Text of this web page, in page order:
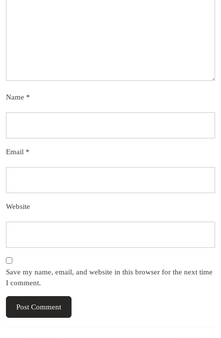
Name *
Email *
Website
Save my name, email, and website in this browser for the next time
I comment.